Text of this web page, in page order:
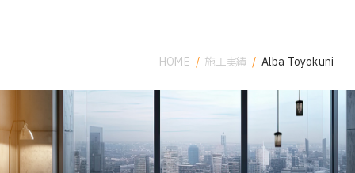
HOME / 施工実績 / Alba Toyokuni